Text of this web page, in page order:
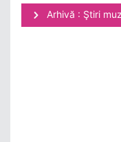
Arhivă : Ştiri